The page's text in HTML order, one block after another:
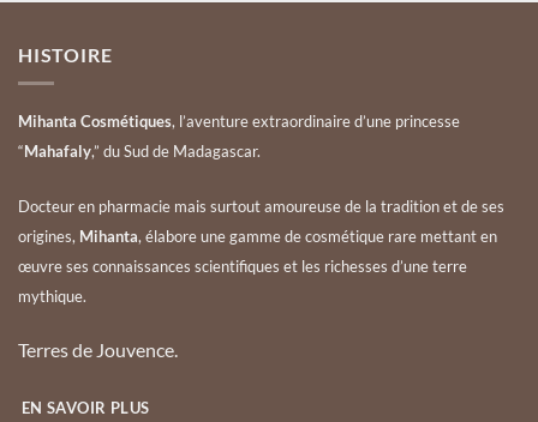
HISTOIRE
Mihanta Cosmétiques, l’aventure extraordinaire d’une princesse
“Mahafaly,” du Sud de Madagascar.
Docteur en pharmacie mais surtout amoureuse de la tradition et de ses
origines, Mihanta, élabore une gamme de cosmétique rare mettant en
œuvre ses connaissances scientifiques et les richesses d’une terre
mythique.
Terres de Jouvence.
EN SAVOIR PLUS